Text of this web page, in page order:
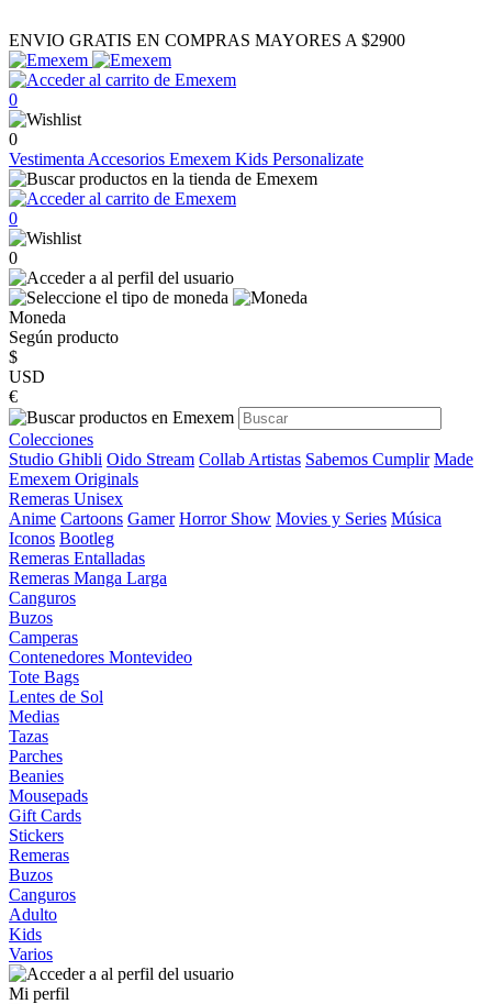
ENVIO GRATIS EN COMPRAS MAYORES A $2900
0
0
Vestimenta Accesorios Emexem Kids Personalizate
0
0
Moneda
Según producto
$
USD
€
Colecciones
Studio Ghibli Oido Stream Collab Artistas Sabemos Cumplir Made
Emexem Originals
Remeras Unisex
Anime Cartoons Gamer Horror Show Movies y Series Música
Iconos Bootleg
Remeras Entalladas
Remeras Manga Larga
Canguros
Buzos
Camperas
Contenedores Montevideo
Tote Bags
Lentes de Sol
Medias
Tazas
Parches
Beanies
Mousepads
Gift Cards
Stickers
Remeras
Buzos
Canguros
Adulto
Kids
Varios
Mi perfil